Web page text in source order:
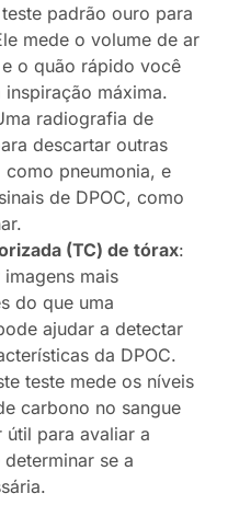
padrão ouro para
mede o volume de ar
o quão rápido você
máxima.
radiografia de
descartar outras
pneumonia, e
de DPOC, como
(TC) de tórax:
mais
do que uma
ajudar a detectar
da DPOC.
teste mede os níveis
carbono no sangue
para avaliar a
se a